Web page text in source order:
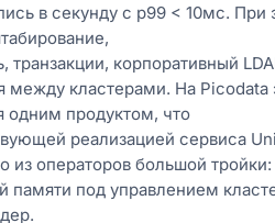
в секунду с p99 < 10мс. При
транзакции, корпоративный
между кластерами. На Picodata
одним продуктом, что
реализацией сервиса
из операторов большой
памяти под управлением